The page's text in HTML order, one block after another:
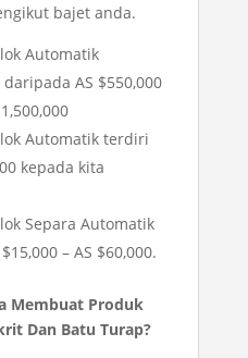
bajet anda.
Automatik
AS $550,000
Automatik terdiri
kepada kita
Separa Automatik
– AS $60,000.
Membuat Produk
Dan Batu Turap?